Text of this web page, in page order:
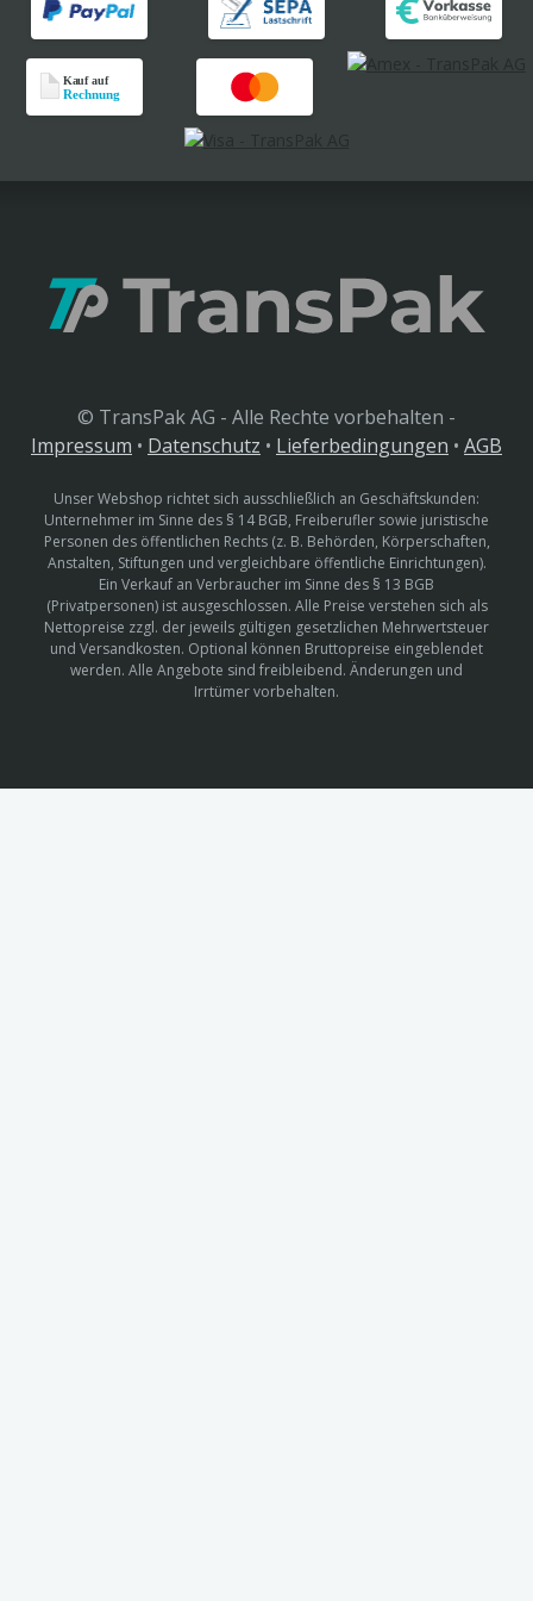
© TransPak AG - Alle Rechte vorbehalten -
Impressum • Datenschutz • Lieferbedingungen • AGB
Unser Webshop richtet sich ausschließlich an Geschäftskunden:
Unternehmer im Sinne des § 14 BGB, Freiberufler sowie juristische
Personen des öffentlichen Rechts (z. B. Behörden, Körperschaften,
Anstalten, Stiftungen und vergleichbare öffentliche Einrichtungen).
Ein Verkauf an Verbraucher im Sinne des § 13 BGB
(Privatpersonen) ist ausgeschlossen. Alle Preise verstehen sich als
Nettopreise zzgl. der jeweils gültigen gesetzlichen Mehrwertsteuer
und Versandkosten. Optional können Bruttopreise eingeblendet
werden. Alle Angebote sind freibleibend. Änderungen und
Irrtümer vorbehalten.